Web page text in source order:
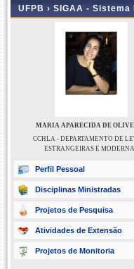
UFPB › SIGAA -
MARIA APARECIDA DE
CCHLA - DEPARTAMENTO DE
ESTRANGEIRAS E
Perfil Pessoal
Disciplinas Ministradas
Projetos de Pesquisa
Atividades de Extensão
Projetos de Monitoria